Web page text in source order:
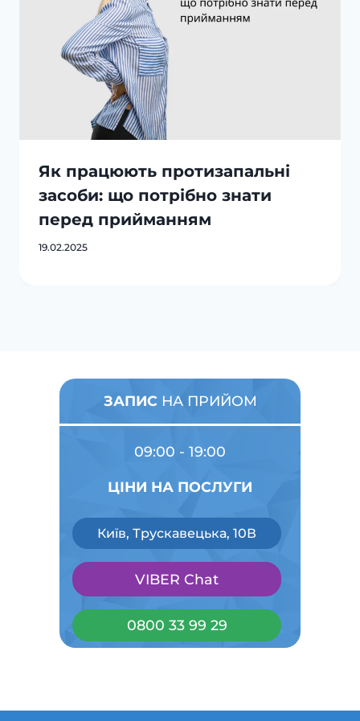
Як працюють протизапальні
засоби: що потрібно знати
перед прийманням
19.02.2025
ЗАПИС НА ПРИЙОМ
09:00 - 19:00
ЦІНИ НА ПОСЛУГИ
Київ, Трускавецька, 10В
VIBER Chat
0800 33 99 29